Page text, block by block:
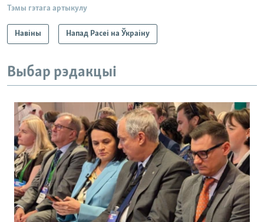
Тэмы гэтага артыкулу
Навіны Напад Расеі на Ўкраіну
Выбар рэдакцыі